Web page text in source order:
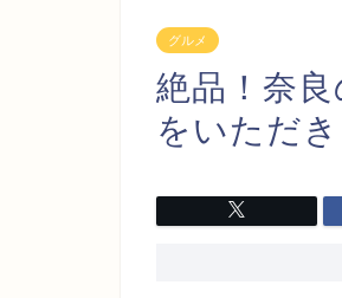
グルメ
絶品！奈
をいただ